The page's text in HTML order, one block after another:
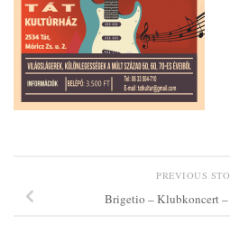
PREVIOUS
Brigetio – Klubkoncert –